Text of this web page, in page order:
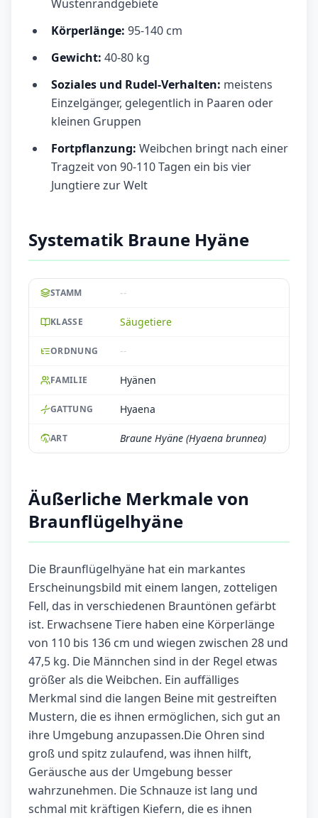
Wüstenrandgebiete
Körperlänge: 95-140 cm
Gewicht: 40-80 kg
Soziales und Rudel-Verhalten: meistens
Einzelgänger, gelegentlich in Paaren oder
kleinen Gruppen
Fortpflanzung: Weibchen bringt nach einer
Tragzeit von 90-110 Tagen ein bis vier
Jungtiere zur Welt
Systematik Braune Hyäne
STAMM --
KLASSE Säugetiere
ORDNUNG --
FAMILIE Hyänen
GATTUNG Hyaena
ART Braune Hyäne (Hyaena brunnea)
Äußerliche Merkmale von
Braunflügelhyäne
Die Braunflügelhyäne hat ein markantes
Erscheinungsbild mit einem langen, zotteligen
Fell, das in verschiedenen Brauntönen gefärbt
ist. Erwachsene Tiere haben eine Körperlänge
von 110 bis 136 cm und wiegen zwischen 28 und
47,5 kg. Die Männchen sind in der Regel etwas
größer als die Weibchen. Ein auffälliges
Merkmal sind die langen Beine mit gestreiften
Mustern, die es ihnen ermöglichen, sich gut an
ihre Umgebung anzupassen.Die Ohren sind
groß und spitz zulaufend, was ihnen hilft,
Geräusche aus der Umgebung besser
wahrzunehmen. Die Schnauze ist lang und
schmal mit kräftigen Kiefern, die es ihnen